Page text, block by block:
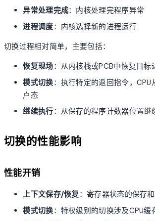
异常处理完成：内核处理完程序异常
进程调度：内核选择新的进程运行
切换过程相对简单，主要包括：
恢复现场：从内核栈或PCB中恢复目标
模式切换：执行特定的返回指令，CPU
户态
继续执行：从保存的程序计数器位置继
切换的性能影响
性能开销
上下文保存/恢复：寄存器状态的保存
模式切换：特权级别的切换涉及CPU缓